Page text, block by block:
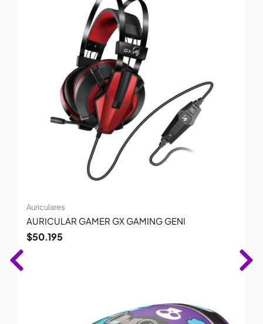
Auriculares
AURICULAR GAMER GX GAMING GENI
$50.195